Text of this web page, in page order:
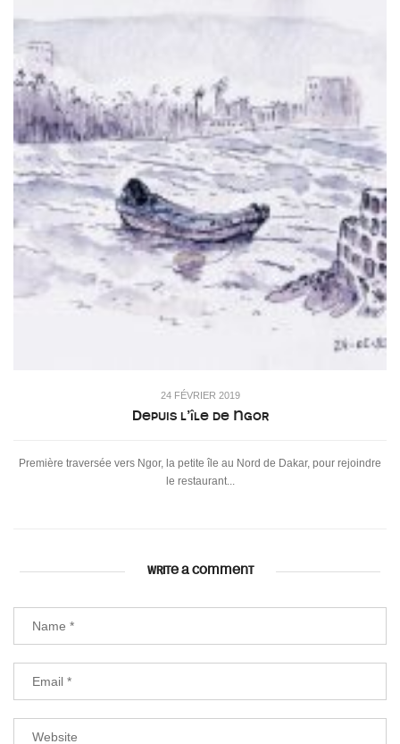
24 FÉVRIER 2019
Depuis l’île de Ngor
Première traversée vers Ngor, la petite île au Nord de Dakar, pour rejoindre
le restaurant...
WRITE A COMMENT